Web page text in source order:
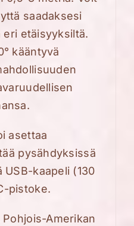
saadaksesi
eri etäisyyksiltä.
kääntyvä
asettaa
pysähdyksissä
kaapeli (130
pistoke.
Amerikan